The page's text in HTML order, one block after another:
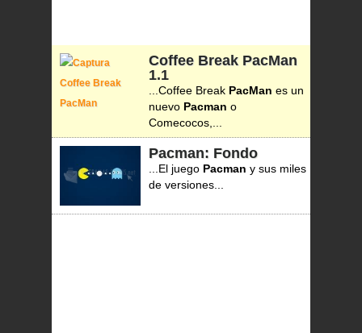
Coffee Break PacMan
1.1
...Coffee Break PacMan es un
nuevo Pacman o
Comecocos,...
Pacman: Fondo
...El juego Pacman y sus miles
de versiones...